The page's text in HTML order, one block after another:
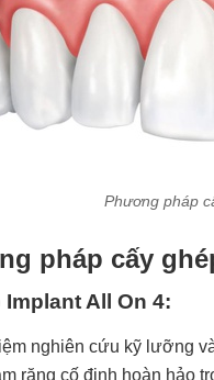
Phương pháp
pháp cấy
All On 4:
nghiên cứu kỹ lưỡng
răng cố định hoàn hảo